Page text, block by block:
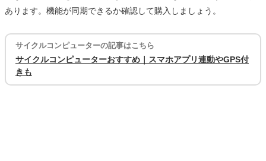
あります。機能が同期できるか確認して購入しましょう。
サイクルコンピューターの記事はこちら
サイクルコンピューターおすすめ｜スマホアプリ連動やGPS付
きも